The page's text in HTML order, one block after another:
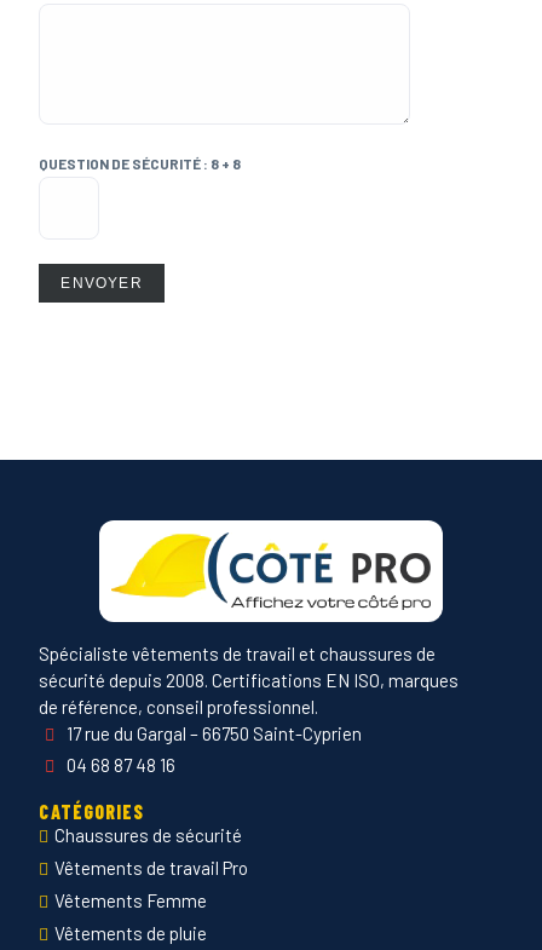
QUESTION DE SÉCURITÉ : 8 + 8
ENVOYER
Spécialiste vêtements de travail et chaussures de
sécurité depuis 2008. Certifications EN ISO, marques
de référence, conseil professionnel.
17 rue du Gargal – 66750 Saint-Cyprien
04 68 87 48 16
CATÉGORIES
Chaussures de sécurité
Vêtements de travail Pro
Vêtements Femme
Vêtements de pluie